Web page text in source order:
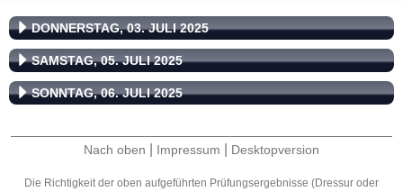
DONNERSTAG, 03. JULI 2025
SAMSTAG, 05. JULI 2025
SONNTAG, 06. JULI 2025
Nach oben Impressum Desktopversion
Die Richtigkeit der oben aufgeführten Prüfungsergebnisse (Dressur oder